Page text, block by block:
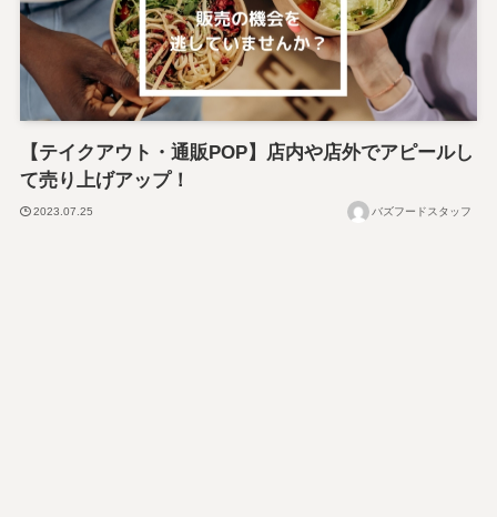
【テイクアウト・通販POP】店内や店外でアピールし
て売り上げアップ！
2023.07.25 バズフードスタッフ